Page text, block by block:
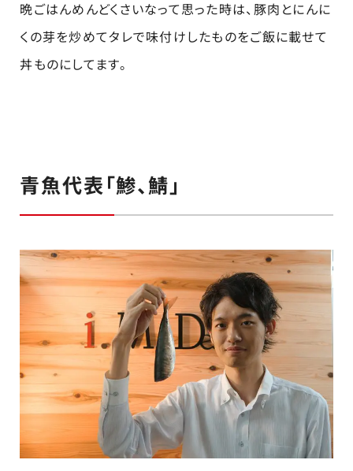
晩ごはんめんどくさいなって思った時は、豚肉とにんに
くの芽を炒めてタレで味付けしたものをご飯に載せて
丼ものにしてます。
青魚代表「鯵、鯖」